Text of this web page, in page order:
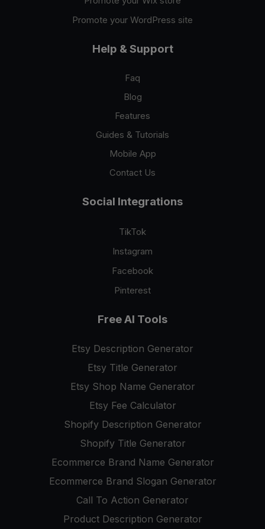
Promote your WordPress site
Help & Support
Faq
Blog
Features
Guides & Tutorials
Mobile App
Contact Us
Social Integrations
TikTok
Instagram
Facebook
Pinterest
Free AI Tools
Etsy Description Generator
Etsy Title Generator
Etsy Shop Name Generator
Etsy Fee Calculator
Shopify Description Generator
Shopify Title Generator
Ecommerce Brand Name Generator
Ecommerce Brand Slogan Generator
Call To Action Generator
Product Description Generator